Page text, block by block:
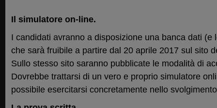
Il simulatore on-line.
I candidati avranno a disposizione una banca dati (e
che sarà fruibile a partire dal 20 aprile 2017 sul sito
Sullo stesso sito saranno pubblicate le modalità di
Dovrebbe trattarsi di un vero e proprio simulatore
possibile esercitarsi concretamente nello